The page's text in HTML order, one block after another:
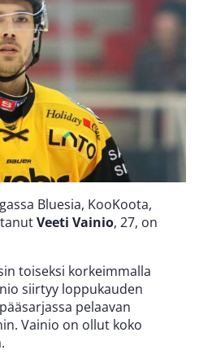
Bluesia, KooKoota,
Veeti Vainio, 27, on
toiseksi korkeimmalla
siirtyy loppukauden
pelaavan
Vainio on ollut koko